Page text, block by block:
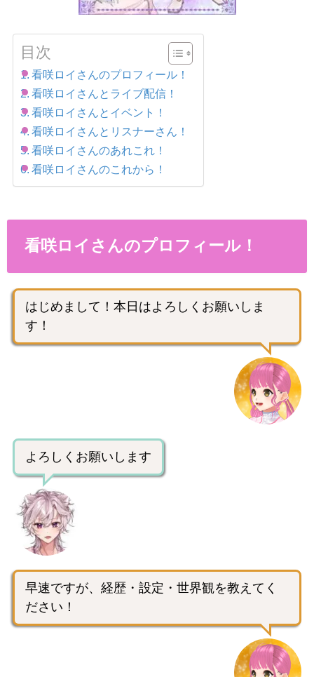
目次
看咲ロイさんのプロフィール！
看咲ロイさんとライブ配信！
看咲ロイさんとイベント！
看咲ロイさんとリスナーさん！
看咲ロイさんのあれこれ！
看咲ロイさんのこれから！
看咲ロイさんのプロフィール！
はじめまして！本日はよろしくお願いしま
す！
よろしくお願いします
早速ですが、経歴・設定・世界観を教えてく
ださい！